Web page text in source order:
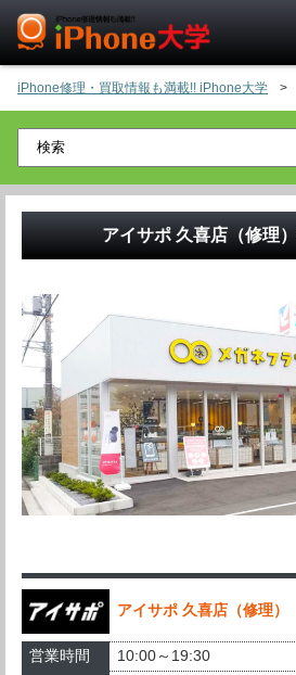
iPhone修理・買取情報も満載!! iPhone大学 >
アイサポ 久喜店（修理）
アイサポ 久喜店（修理）
営業時間
10:00～19:30